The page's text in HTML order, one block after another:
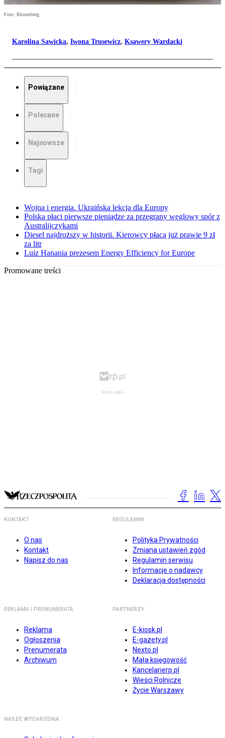
Foto: Bloomberg
Karolina Sawicka, Iwona Trusewicz, Ksawery Wardacki
Powiązane
Polecane
Najnowsze
Tagi
Wojna i energia. Ukraińska lekcja dla Europy
Polska płaci pierwsze pieniądze za przegrany węglowy spór z
Australijczykami
Diesel najdroższy w historii. Kierowcy płacą już prawie 9 zł
za litr
Luiz Hanania prezesem Energy Efficiency for Europe
Promowane treści
KONTAKT
O nas
Kontakt
Napisz do nas
REGULAMIN
Polityka Prywatności
Zmiana ustawień zgód
Regulamin serwisu
Informacje o nadawcy
Deklaracja dostępności
REKLAMA I PRENUMERATA
Reklama
Ogłoszenia
Prenumerata
Archiwum
PARTNERZY
E-kiosk.pl
E-gazety.pl
Nexto.pl
Mała księgowość
Kancelarierp.pl
Wieści Rolnicze
Życie Warszawy
NASZE WYDARZENIA